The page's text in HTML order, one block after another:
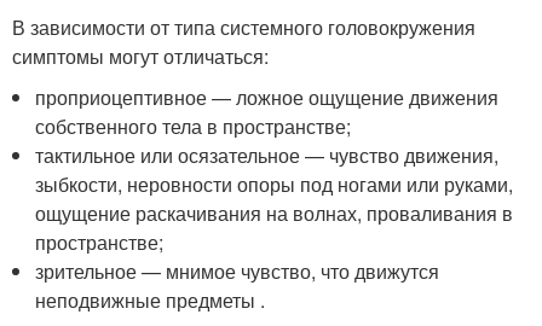
В зависимости от типа системного головокружения
симптомы могут отличаться:
проприоцептивное — ложное ощущение движения
собственного тела в пространстве;
тактильное или осязательное — чувство движения,
зыбкости, неровности опоры под ногами или руками,
ощущение раскачивания на волнах, проваливания в
пространстве;
зрительное — мнимое чувство, что движутся
неподвижные предметы .